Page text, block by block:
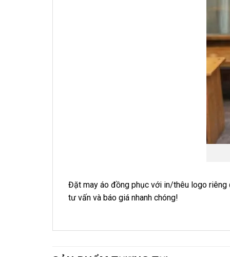
Đặt may áo đồng phục với in/thêu logo riêng
tư vấn và báo giá nhanh chóng!